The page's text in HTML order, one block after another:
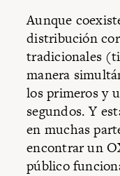
Aunque
distribución
tradicionales
manera
los primeros y
segundos. Y
en muchas
encontrar un
público